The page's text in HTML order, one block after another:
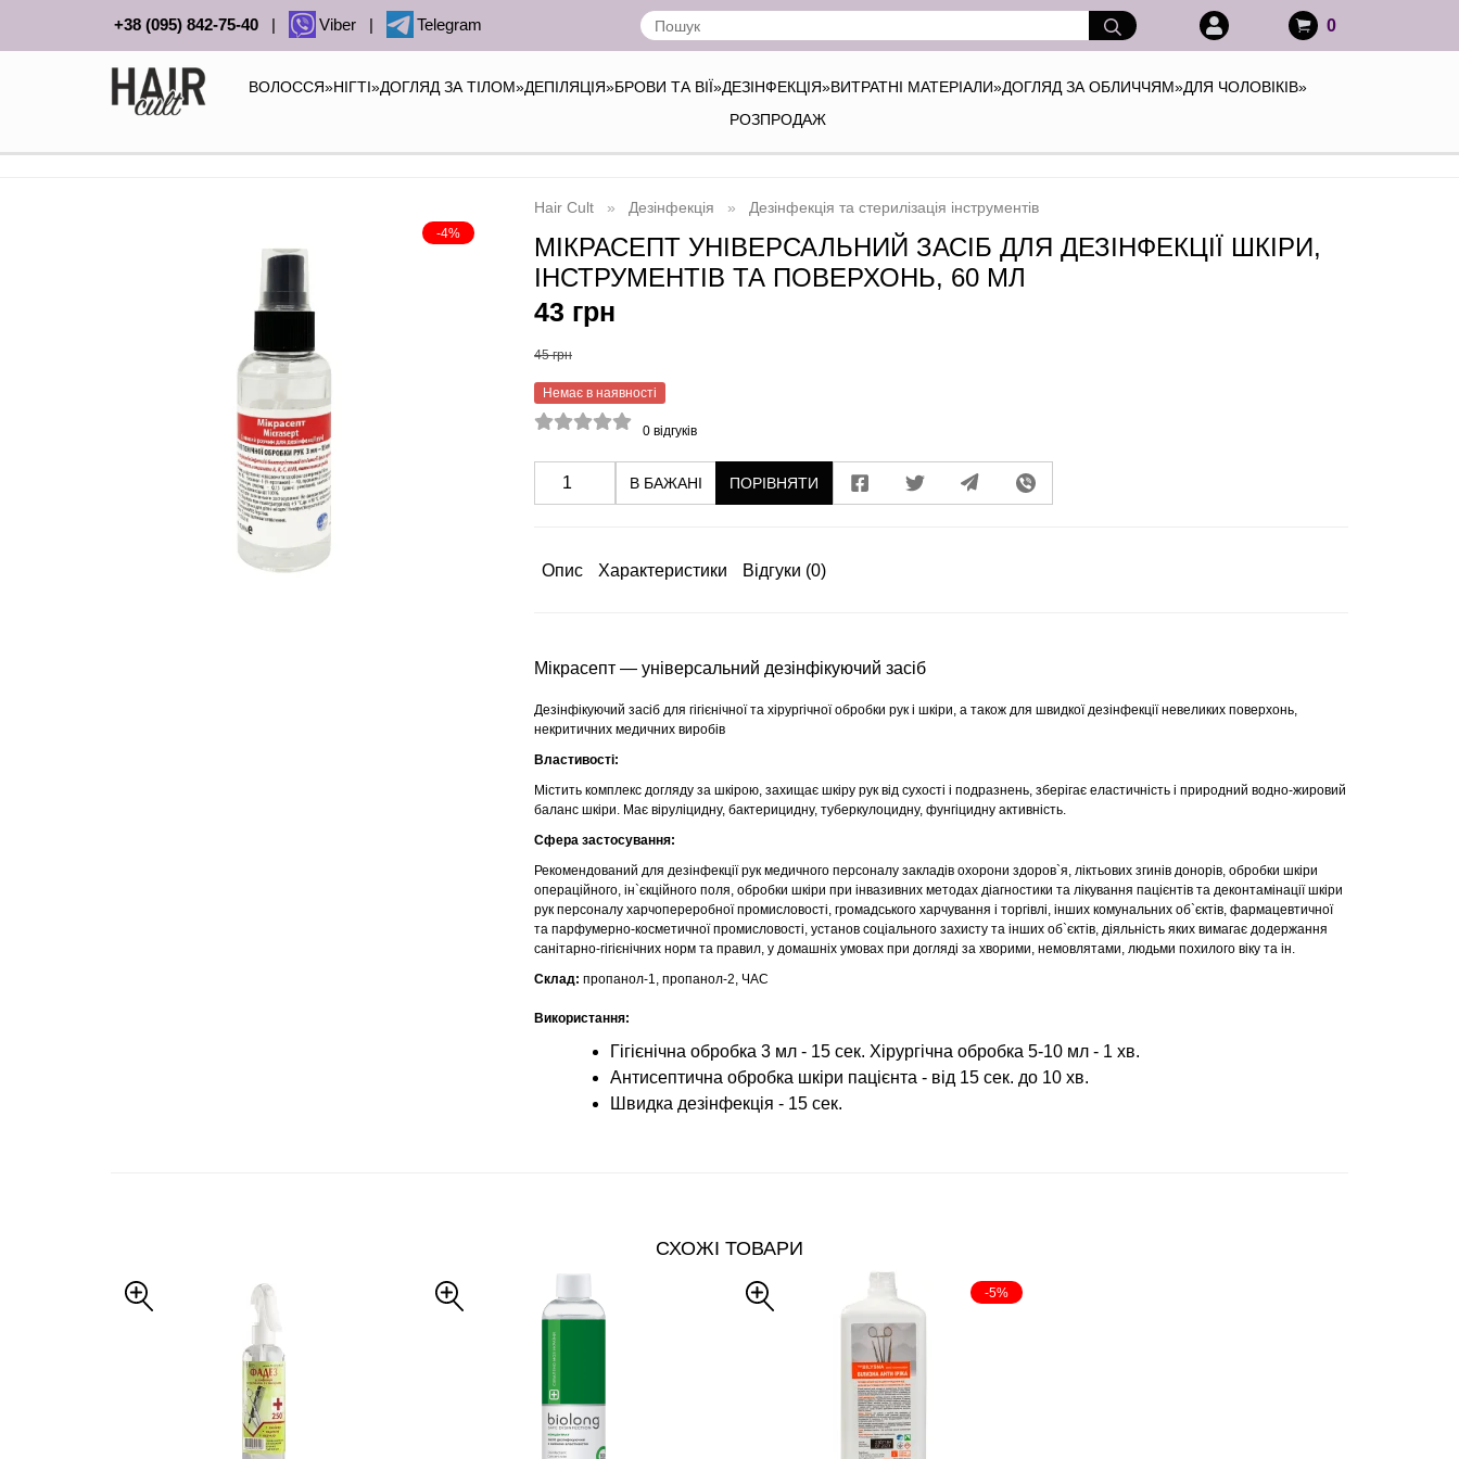
+38 (095) 842-75-40 | Viber | Telegram 0
ВОЛОССЯ»НІГТІ»ДОГЛЯД ЗА ТІЛОМ»ДЕПІЛЯЦІЯ»БРОВИ ТА ВІЇ»ДЕЗІНФЕКЦІЯ»ВИТРАТНІ МАТЕРІАЛИ»ДОГЛЯД ЗА ОБЛИЧЧЯМ»ДЛЯ ЧОЛОВІКІВ»
РОЗПРОДАЖ
-4%
Hair Cult Дезінфекція Дезінфекція та стерилізація інструментів
МІКРАСЕПТ УНІВЕРСАЛЬНИЙ ЗАСІБ ДЛЯ ДЕЗІНФЕКЦІЇ ШКІРИ,
ІНСТРУМЕНТІВ ТА ПОВЕРХОНЬ, 60 МЛ
43 грн
45 грн
Немає в наявності
0 відгуків
В БАЖАНІ ПОРІВНЯТИ
Опис Характеристики Відгуки (0)
Мікрасепт — універсальний дезінфікуючий засіб
Дезінфікуючий засіб для гігієнічної та хірургічної обробки рук і шкіри, а також для швидкої дезінфекції невеликих поверхонь,
некритичних медичних виробів
Властивості:
Містить комплекс догляду за шкірою, захищає шкіру рук від сухості і подразнень, зберігає еластичність і природний водно-жировий
баланс шкіри. Має віруліцидну, бактерицидну, туберкулоцидну, фунгіцидну активність.
Сфера застосування:
Рекомендований для дезінфекції рук медичного персоналу закладів охорони здоров`я, ліктьових згинів донорів, обробки шкіри
операційного, ін`єкційного поля, обробки шкіри при інвазивних методах діагностики та лікування пацієнтів та деконтамінації шкіри
рук персоналу харчопереробної промисловості, громадського харчування і торгівлі, інших комунальних об`єктів, фармацевтичної
та парфумерно-косметичної промисловості, установ соціального захисту та інших об`єктів, діяльність яких вимагає додержання
санітарно-гігієнічних норм та правил, у домашніх умовах при догляді за хворими, немовлятами, людьми похилого віку та ін.
Склад: пропанол-1, пропанол-2, ЧАС
Використання:
Гігієнічна обробка 3 мл - 15 сек. Хірургічна обробка 5-10 мл - 1 хв.
Антисептична обробка шкіри пацієнта - від 15 сек. до 10 хв.
Швидка дезінфекція - 15 сек.
СХОЖІ ТОВАРИ
-5%